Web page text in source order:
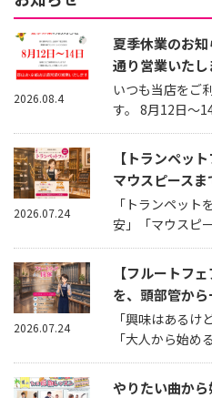
夏季休業のお
通り営業いたし
いつも当店をご
す。 8月12日～
2026.08.4
【トランペッ
マウスピース
「トランペッ
安」「マウスピ
2026.07.24
【フルートフ
を、頭部管か
「興味はあるけ
「大人から始
2026.07.24
やりたい曲か